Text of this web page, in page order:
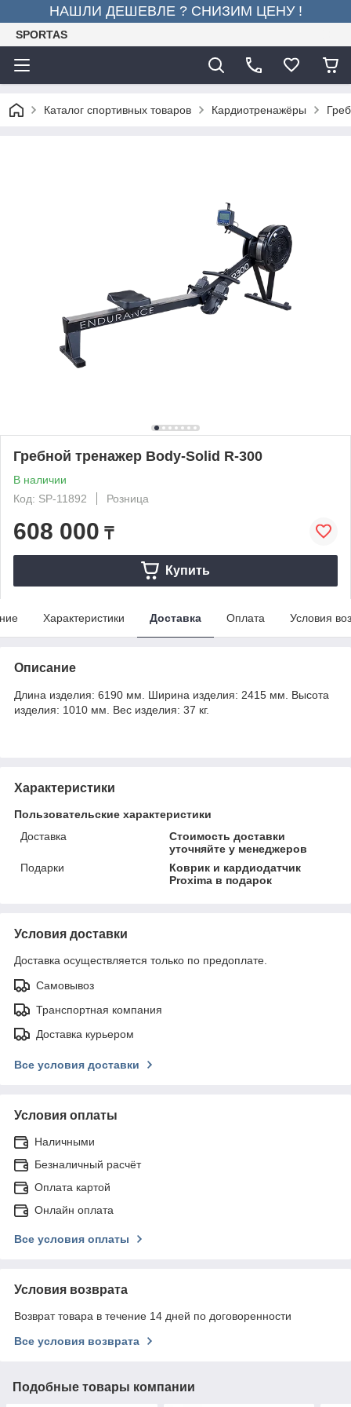
НАШЛИ ДЕШЕВЛЕ ? СНИЗИМ ЦЕНУ !
SPORTAS
Каталог спортивных товаров Кардиотренажёры
Гребной тренажер Body-Solid R-300
В наличии
Код: SP-11892
Розница
608 000 ₸
Купить
Характеристики Доставка Оплата Условия
Описание
Длина изделия: 6190 мм. Ширина изделия: 2415 мм. Высота
изделия: 1010 мм. Вес изделия: 37 кг.
Характеристики
Пользовательские характеристики
Доставка
Стоимость доставки
уточняйте у менеджеров
Подарки
Коврик и кардиодатчик
Proxima в подарок
Условия доставки
Доставка осуществляется только по предоплате.
Самовывоз
Транспортная компания
Доставка курьером
Все условия доставки
Условия оплаты
Наличными
Безналичный расчёт
Оплата картой
Онлайн оплата
Все условия оплаты
Условия возврата
Возврат товара в течение 14 дней по договоренности
Все условия возврата
Подобные товары компании